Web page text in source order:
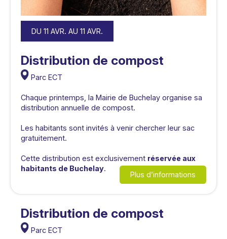
DU 11 AVR. AU 11 AVR.
Distribution de compost
Parc ECT
Chaque printemps, la Mairie de Buchelay organise sa
distribution annuelle de compost.
Les habitants sont invités à venir chercher leur sac
gratuitement.
Cette distribution est exclusivement réservée aux
habitants de Buchelay.
Plus d’informations
Distribution de compost
Parc ECT